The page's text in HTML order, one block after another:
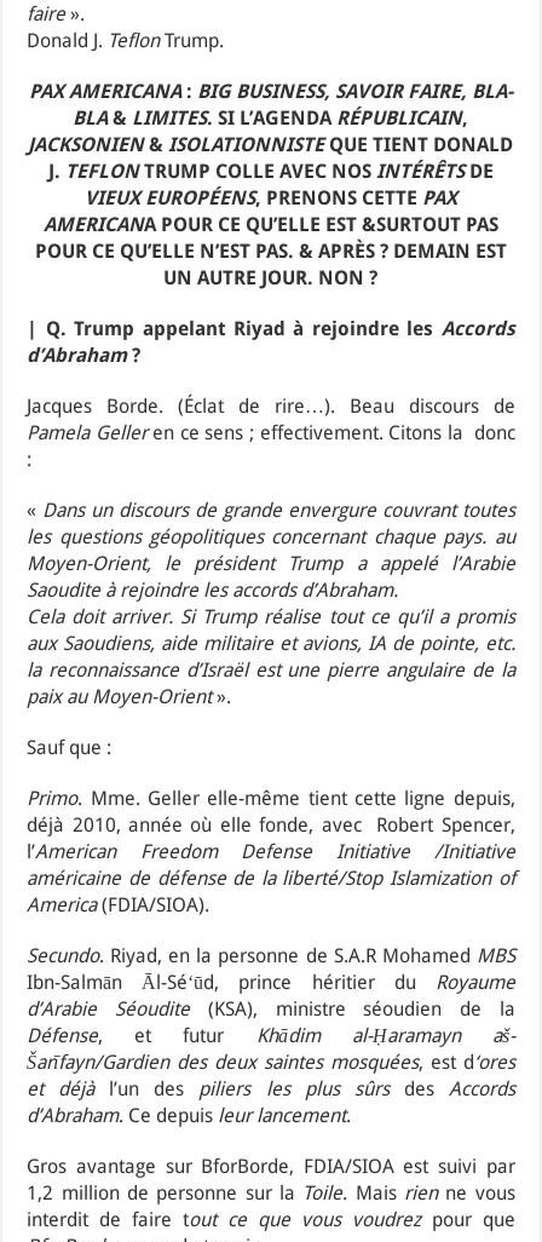
faire».
Donald J. TeflonTrump.
PAX AMERICANA: BIG BUSINESS, SAVOIR FAIRE, BLA-
BLA& LIMITES. SI L’AGENDA RÉPUBLICAIN,
JACKSONIEN& ISOLATIONNISTEQUE TIENT DONALD
J. TEFLONTRUMP COLLE AVEC NOS INTÉRÊTSDE
VIEUX EUROPÉENS, PRENONS CETTE PAX
AMERICANA POUR CE QU’ELLE EST &SURTOUT PAS
POUR CE QU’ELLE N’EST PAS. & APRÈS ? DEMAIN EST
UN AUTRE JOUR. NON ?
| Q. Trump appelant Riyad à rejoindre les Accords
d’Abraham?
Jacques Borde. (Éclat de rire…). Beau discours de
Pamela Gelleren ce sens ; effectivement. Citons la donc
:
« Dans un discours de grande envergure couvrant toutes
les questions géopolitiques concernant chaque pays. au
Moyen-Orient, le président Trump a appelé l’Arabie
Saoudite à rejoindre les accords d’Abraham.
Cela doit arriver. Si Trump réalise tout ce qu’il a promis
aux Saoudiens, aide militaire et avions, IA de pointe, etc.
la reconnaissance d’Israël est une pierre angulaire de la
paix au Moyen-Orient».
Sauf que :
Primo. Mme. Geller elle-même tient cette ligne depuis,
déjà 2010, année où elle fonde, avec Robert Spencer,
l’American Freedom Defense Initiative /Initiative
américaine de défense de la liberté/Stop Islamization of
America(FDIA/SIOA).
Secundo. Riyad, en la personne de S.A.R Mohamed MBS
Ibn-Salmān Āl-Séʻūd, prince héritier du
Royaume
d’Arabie Séoudite(KSA), ministre séoudien de la
Défense, et futur
Khādim al-Ḥaramayn aš-
Šarīfayn/Gardien des deux saintes mosquées, est d‘ores
et déjàl’un des piliers les plus sûrsdes Accords
d’Abraham. Ce depuis leur lancement.
Gros avantage sur BforBorde, FDIA/SIOA est suivi par
1,2 million de personne sur la Toile. Mais rienne vous
interdit de faire tout ce que vous voudrezpour que